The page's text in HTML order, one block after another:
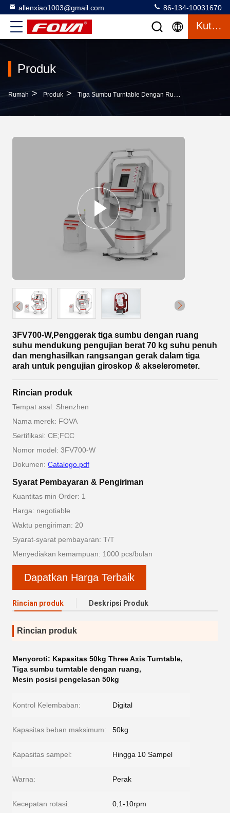
allenxiao1003@gmail.com 86-134-10031670
Kutipan
Produk
Rumah > Produk > Tiga Sumbu Turntable Dengan Ruang
3FV700-W,Penggerak tiga sumbu dengan ruang
suhu mendukung pengujian berat 70 kg suhu penuh
dan menghasilkan rangsangan gerak dalam tiga
arah untuk pengujian giroskop & akselerometer.
Rincian produk
Tempat asal: Shenzhen
Nama merek: FOVA
Sertifikasi: CE;FCC
Nomor model: 3FV700-W
Dokumen: Catalogo.pdf
Syarat Pembayaran & Pengiriman
Kuantitas min Order: 1
Harga: negotiable
Waktu pengiriman: 20
Syarat-syarat pembayaran: T/T
Menyediakan kemampuan: 1000 pcs/bulan
Dapatkan Harga Terbaik
Rincian produk Deskripsi Produk
Rincian produk
Menyoroti: Kapasitas 50kg Three Axis Turntable,
Tiga sumbu turntable dengan ruang,
Mesin posisi pengelasan 50kg
Kontrol Kelembaban: Digital
Kapasitas beban maksimum: 50kg
Kapasitas sampel: Hingga 10 Sampel
Warna: Perak
Kecepatan rotasi: 0,1-10rpm